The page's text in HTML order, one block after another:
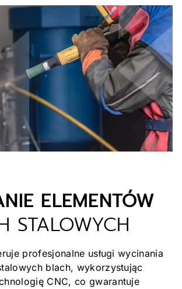
pozbawiona nierówności
zapewnia doskonałą
ochronnych i malarskich,
odporność na czynniki zewnętrzne
ELEMENTÓW
STALOWYCH
profesjonalne usługi wycinania
blach, wykorzystując
CNC, co gwarantuje